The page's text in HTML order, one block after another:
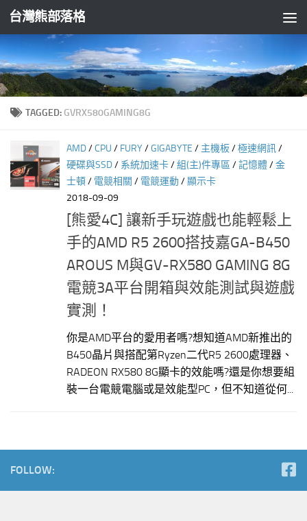
Skip to content
台灣熊部落格
TAGGED: GVRX580GAMING8G
AMD/CPU / FURY/GIGABYTE / 主機板/極速網訊/
硬碟與SSD/ 系統加速卡/組(主)件專區 /記憶體/金
士頓/ 電競相關 / 電競運動/顯示卡
2018-09-09
[熊愛4C] 讓新手玩遊戲也能輕鬆上
手的AMD R5 2600搭技嘉GA-B450
AROUS M與GV-RX580 GAMING 8G
電競3A平台開箱與效能測試與遊戲
實測！
你是AMD平台的愛用者嗎?想知道AMD新推出的
B450晶片與搭配第Ryzen二代R5 2600處理器、
RADEON RX580 8G顯卡的效能嗎?還是你想要組
裝一台電競電腦或是效能型PC，但不知道從何...
FOLLOW: